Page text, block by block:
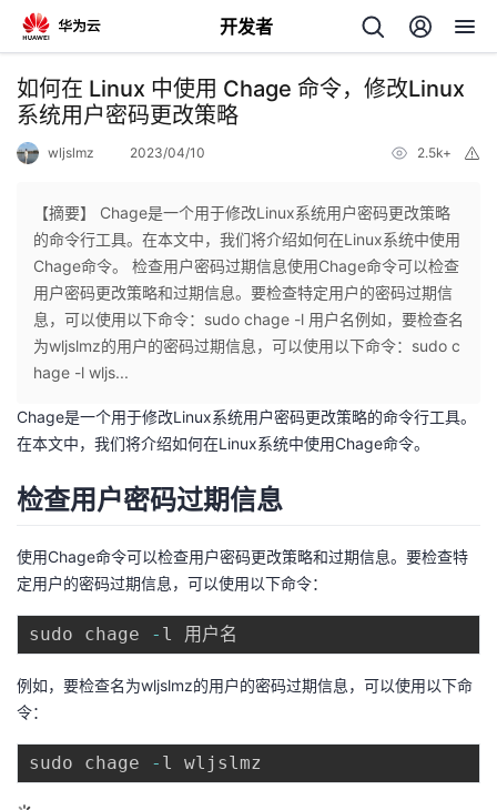
开发者
返
回
个
人
主
页
我
的
开
发
我
的
博
客
我
的
论
我
的
我
我
的
开
者
学
堂
我
我
的
支
持
我
的
我
如何在 Linux 中使用 Chage 命令，修改Linux
系统用户密码更改策略
wljslmz 2023/04/10 2.5k+
【摘要】 Chage是一个用于修改Linux系统用户密码更改策略
的命令行工具。在本文中，我们将介绍如何在Linux系统中使用
Chage命令。 检查用户密码过期信息使用Chage命令可以检查
用户密码更改策略和过期信息。要检查特定用户的密码过期信
息，可以使用以下命令：sudo chage -l 用户名例如，要检查名
为wljslmz的用户的密码过期信息，可以使用以下命令：sudo c
hage -l wljs...
Chage是一个用于修改Linux系统用户密码更改策略的命令行工具。
在本文中，我们将介绍如何在Linux系统中使用Chage命令。
检查用户密码过期信息
使用Chage命令可以检查用户密码更改策略和过期信息。要检查特
定用户的密码过期信息，可以使用以下命令：
sudo chage -
例如，要检查名为wljslmz的用户的密码过期信息，可以使用以下命
令：
sudo chage -